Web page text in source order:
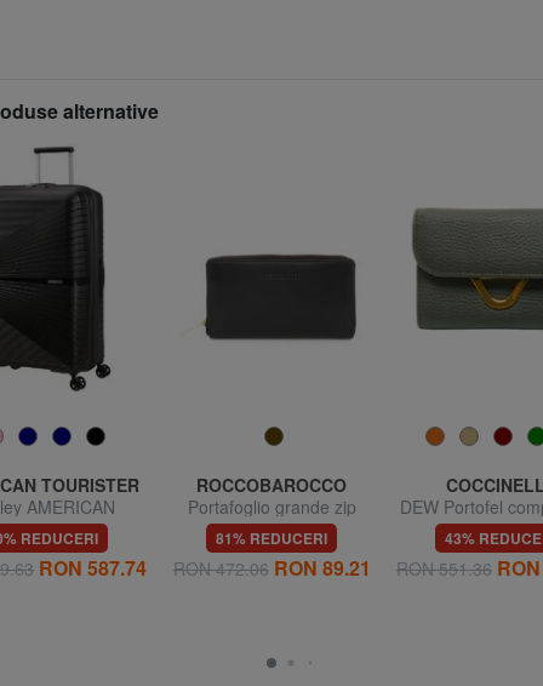
alternative
TOURISTER
AMERICAN
AIRCONIC,
mari, ușoare
REDUCERI
RON 587.74
ROCCOBAROCCO
Portafoglio grande zip
around in pelle
81% REDUCERI
RON 472.06 RON 89.21
DEW Portofel
piele
43%
RON 551.36